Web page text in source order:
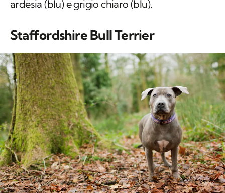
ardesia (blu) e grigio chiaro (blu).
Staffordshire Bull Terrier